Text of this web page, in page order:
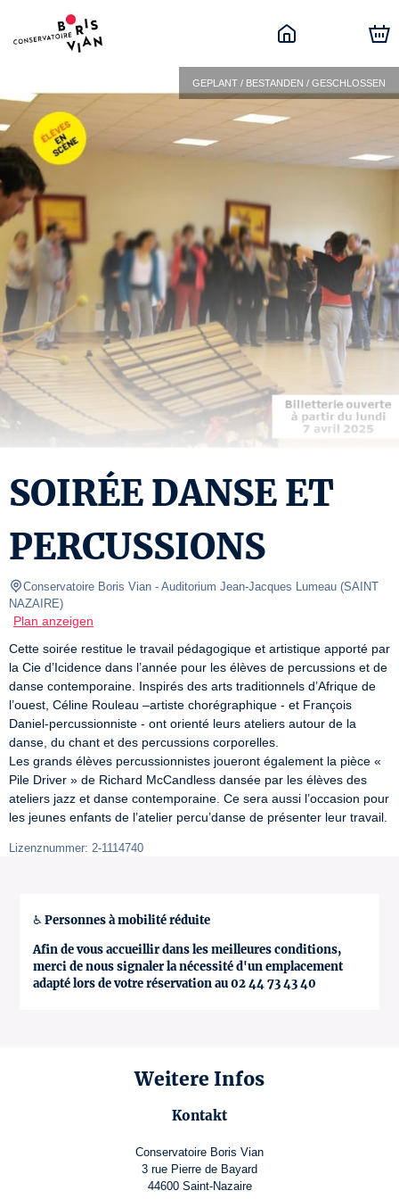
GEPLANT / BESTANDEN / GESCHLOSSEN
SOIRÉE DANSE ET
PERCUSSIONS
Conservatoire Boris Vian - Auditorium Jean-Jacques Lumeau (SAINT
NAZAIRE)
Plan anzeigen
Cette soirée restitue le travail pédagogique et artistique apporté par
la Cie d’Icidence dans l’année pour les élèves de percussions et de
danse contemporaine. Inspirés des arts traditionnels d’Afrique de
l’ouest, Céline Rouleau –artiste chorégraphique - et François
Daniel-percussionniste - ont orienté leurs ateliers autour de la
danse, du chant et des percussions corporelles.
Les grands élèves percussionnistes joueront également la pièce «
Pile Driver » de Richard McCandless dansée par les élèves des
ateliers jazz et danse contemporaine. Ce sera aussi l’occasion pour
les jeunes enfants de l’atelier percu’danse de présenter leur travail.
Lizenznummer: 2-1114740
♿ Personnes à mobilité réduite
Afin de vous accueillir dans les meilleures conditions,
merci de nous signaler la nécessité d'un emplacement
adapté lors de votre réservation au 02 44 73 43 40
Weitere Infos
Kontakt
Conservatoire Boris Vian
3 rue Pierre de Bayard
44600 Saint-Nazaire